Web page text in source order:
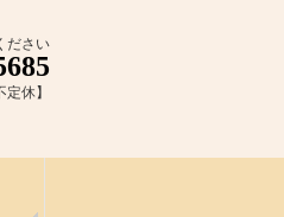
ださい
休】